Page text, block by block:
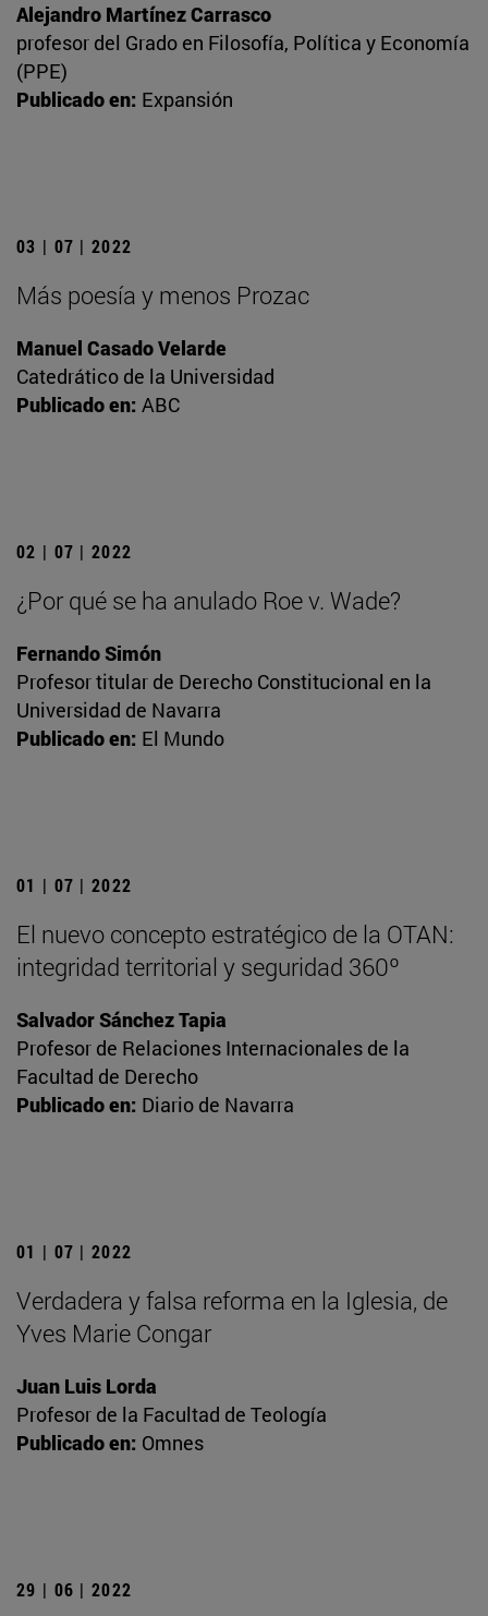
Alejandro Martínez Carrasco
profesor del Grado en Filosofía, Política y Economía
(PPE)
Publicado en: Expansión
03 | 07 | 2022
Más poesía y menos Prozac
Manuel Casado Velarde
Catedrático de la Universidad
Publicado en: ABC
02 | 07 | 2022
¿Por qué se ha anulado Roe v. Wade?
Fernando Simón
Profesor titular de Derecho Constitucional en la
Universidad de Navarra
Publicado en: El Mundo
01 | 07 | 2022
El nuevo concepto estratégico de la OTAN:
integridad territorial y seguridad 360º
Salvador Sánchez Tapia
Profesor de Relaciones Internacionales de la
Facultad de Derecho
Publicado en: Diario de Navarra
01 | 07 | 2022
Verdadera y falsa reforma en la Iglesia, de
Yves Marie Congar
Juan Luis Lorda
Profesor de la Facultad de Teología
Publicado en: Omnes
29 | 06 | 2022